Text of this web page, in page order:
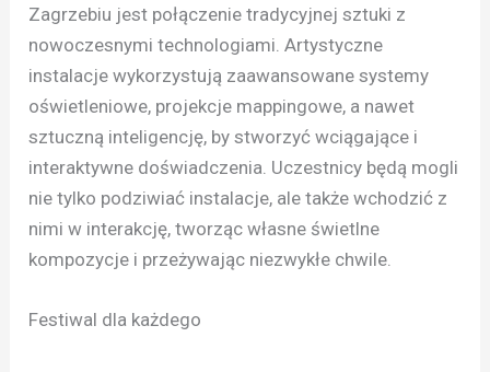
Zagrzebiu jest połączenie tradycyjnej sztuki z
nowoczesnymi technologiami. Artystyczne
instalacje wykorzystują zaawansowane systemy
oświetleniowe, projekcje mappingowe, a nawet
sztuczną inteligencję, by stworzyć wciągające i
interaktywne doświadczenia. Uczestnicy będą mogli
nie tylko podziwiać instalacje, ale także wchodzić z
nimi w interakcję, tworząc własne świetlne
kompozycje i przeżywając niezwykłe chwile.
Festiwal dla każdego